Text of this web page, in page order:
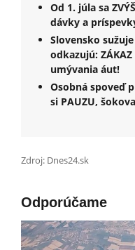
Od 1. júla sa
dávky a
Slovensko
odkazujú:
umývania áut!
Osobná spoveď
si PAUZU,
Zdroj: Dnes24.sk
Odporúčame